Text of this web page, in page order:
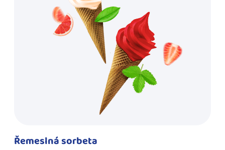
Řemeslná sorbeta